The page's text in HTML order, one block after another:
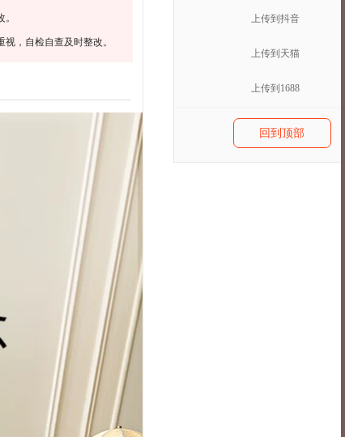
，自检自查及时整改。
上传到抖音
上传到天猫
上传到1688
回到顶部